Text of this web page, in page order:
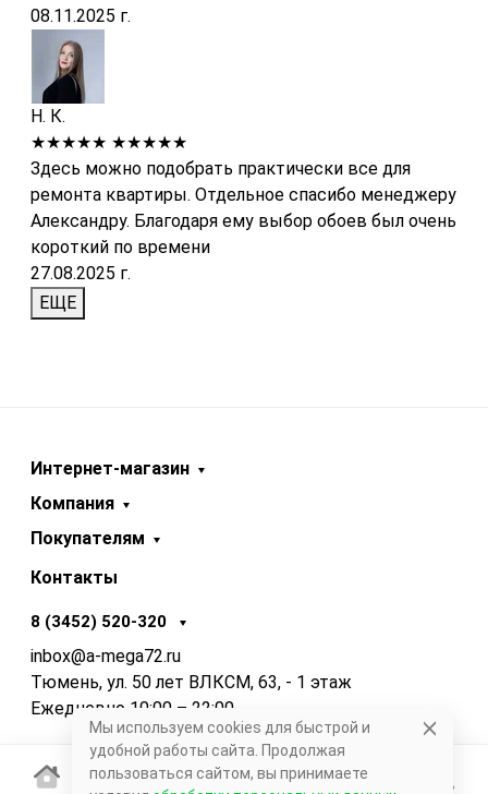
08.11.2025 г.
Н. К.
★★★★★ ★★★★★
Здесь можно подобрать практически все для
ремонта квартиры. Отдельное спасибо менеджеру
Александру. Благодаря ему выбор обоев был очень
короткий по времени
27.08.2025 г.
ЕЩЕ
Интернет-магазин
Компания
Покупателям
Контакты
8 (3452) 520-320
inbox@a-mega72.ru
Тюмень, ул. 50 лет ВЛКСМ, 63, - 1 этаж
Ежедневно 10:00 – 22:00
Мы используем cookies для быстрой и
удобной работы сайта. Продолжая
пользоваться сайтом, вы принимаете